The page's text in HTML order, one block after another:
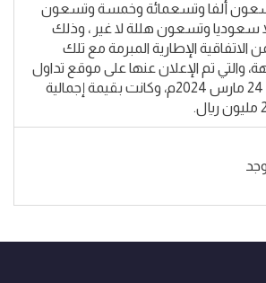
ألفا وتسعمائة وخمسة وتسعون
سعوديا وتسعون هللة لا غير ، وذلك
الاتفاقية الإطارية المبرمة مع تلك
والتي تم الإعلان عنها على موقع تداول
في 24 مارس 2024م، وكانت بقيمة إجمالية